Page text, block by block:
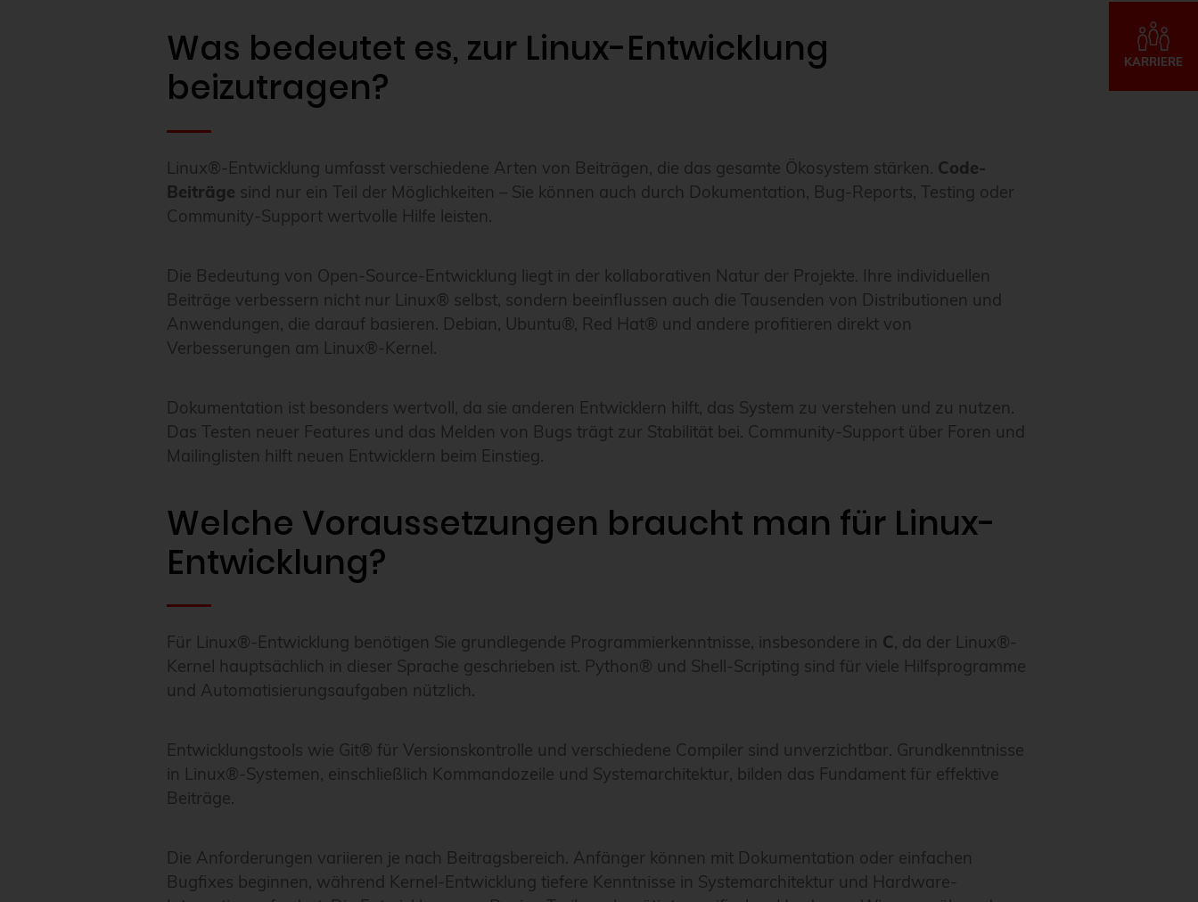
KARRIERE
Was bedeutet es, zur Linux-Entwicklung
beizutragen?
Linux®-Entwicklung umfasst verschiedene Arten von Beiträgen, die das gesamte Ökosystem stärken. Code-
Beiträge sind nur ein Teil der Möglichkeiten – Sie können auch durch Dokumentation, Bug-Reports, Testing oder
Community-Support wertvolle Hilfe leisten.
Die Bedeutung von Open-Source-Entwicklung liegt in der kollaborativen Natur der Projekte. Ihre individuellen
Beiträge verbessern nicht nur Linux® selbst, sondern beeinflussen auch die Tausenden von Distributionen und
Anwendungen, die darauf basieren. Debian, Ubuntu®, Red Hat® und andere profitieren direkt von
Verbesserungen am Linux®-Kernel.
Dokumentation ist besonders wertvoll, da sie anderen Entwicklern hilft, das System zu verstehen und zu nutzen.
Das Testen neuer Features und das Melden von Bugs trägt zur Stabilität bei. Community-Support über Foren und
Mailinglisten hilft neuen Entwicklern beim Einstieg.
Welche Voraussetzungen braucht man für Linux-
Entwicklung?
Für Linux®-Entwicklung benötigen Sie grundlegende Programmierkenntnisse, insbesondere in C, da der Linux®-
Kernel hauptsächlich in dieser Sprache geschrieben ist. Python® und Shell-Scripting sind für viele Hilfsprogramme
und Automatisierungsaufgaben nützlich.
Entwicklungstools wie Git® für Versionskontrolle und verschiedene Compiler sind unverzichtbar. Grundkenntnisse
in Linux®-Systemen, einschließlich Kommandozeile und Systemarchitektur, bilden das Fundament für effektive
Beiträge.
Die Anforderungen variieren je nach Beitragsbereich. Anfänger können mit Dokumentation oder einfachen
Bugfixes beginnen, während Kernel-Entwicklung tiefere Kenntnisse in Systemarchitektur und Hardware-